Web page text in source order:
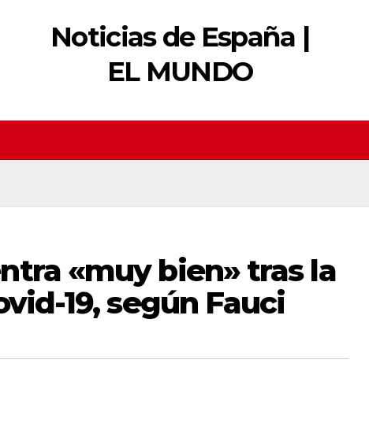
Noticias de España |
EL MUNDO
«muy bien» tras la
19, según Fauci